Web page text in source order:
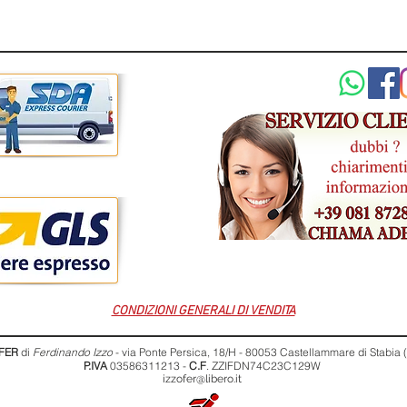
CONDIZIONI GENERALI DI VENDITA
di Ferdinando Izzo - via Ponte Persica, 18/H - 80053 Castellammare di Stabia
P.IVA03586311213 - C.F. ZZIFDN74C23C129W
izzofer@libero.it